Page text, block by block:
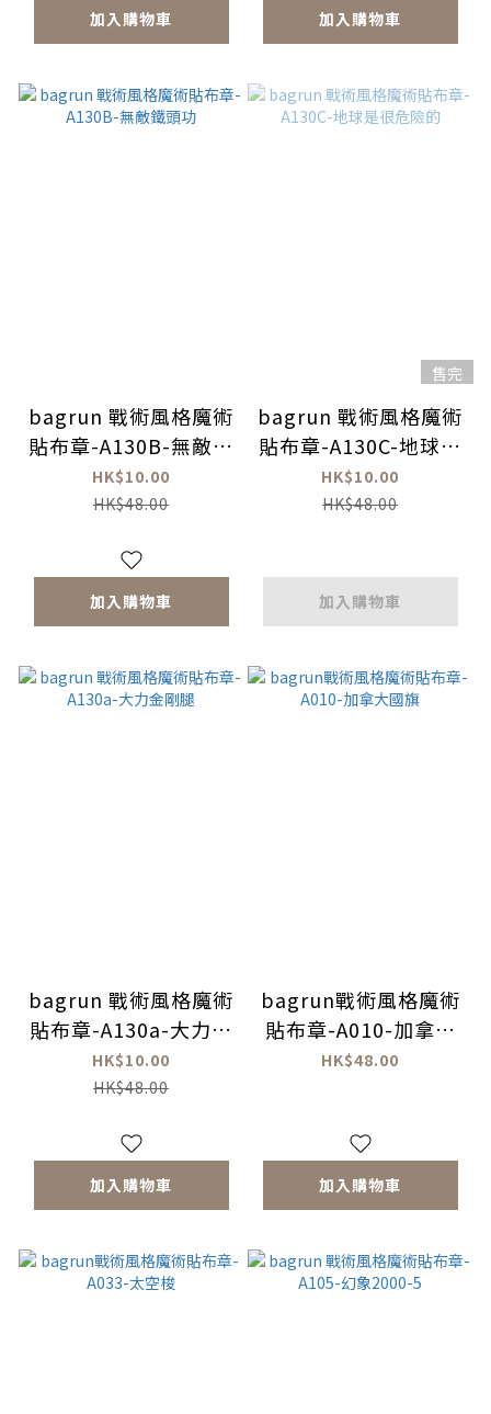
加入購物車 加入購物車
bagrun 戰術風格魔術
貼布章-A130B-無敵鐵
頭功
HK$10.00
HK$48.00
加入購物車
售完
bagrun 戰術風格魔術
貼布章-A130C-地球是
很危險的
HK$10.00
HK$48.00
加入購物車
bagrun 戰術風格魔術
貼布章-A130a-大力金
剛腿
HK$10.00
HK$48.00
加入購物車
bagrun戰術風格魔術
貼布章-A010-加拿大
國旗
HK$48.00
加入購物車